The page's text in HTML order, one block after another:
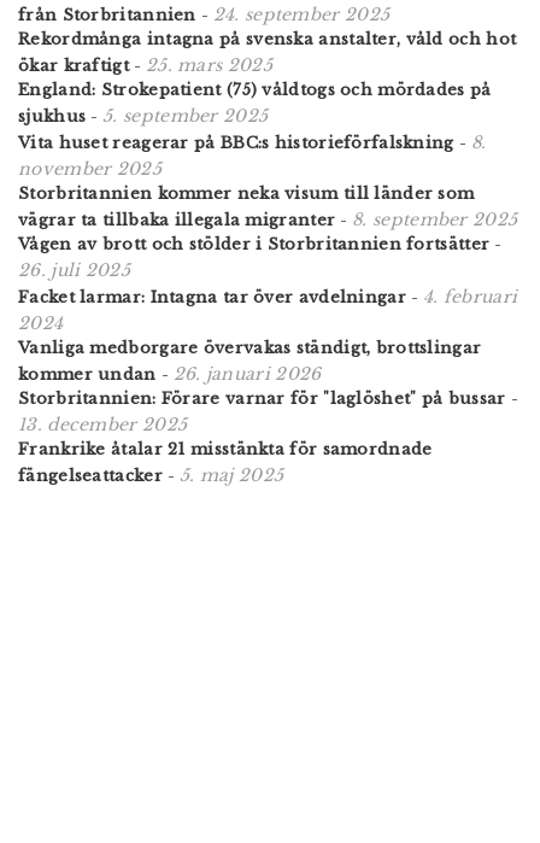
från Storbritannien - 24. september 2025
Rekordmånga intagna på svenska anstalter, våld och hot
ökar kraftigt- 25. mars 2025
England: Strokepatient (75) våldtogs och mördades på
sjukhus -5. september 2025
Vita huset reagerar på BBC:s historieförfalskning- 8.
november 2025
Storbritannien kommer neka visum till länder som
vägrar ta tillbaka illegala migranter - 8. september 2025
Vågen av brott och stölder i Storbritannien fortsätter -
26. juli 2025
Facket larmar: Intagna tar över avdelningar- 4. februari
2024
Vanliga medborgare övervakas ständigt, brottslingar
kommer undan - 26. januari 2026
Storbritannien: Förare varnar för "laglöshet" på bussar -
13. december 2025
Frankrike åtalar 21 misstänkta för samordnade
fängelseattacker- 5. maj 2025